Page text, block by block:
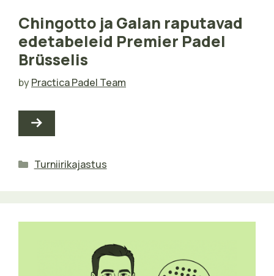
Chingotto ja Galan raputavad
edetabeleid Premier Padel
Brüsselis
byPractica Padel Team
Categories
Turniirikajastus